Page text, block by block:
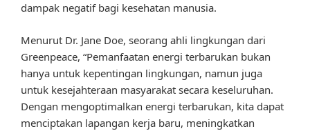
dampak negatif bagi kesehatan manusia.
Menurut Dr. Jane Doe, seorang ahli lingkungan dari
Greenpeace, “Pemanfaatan energi terbarukan bukan
hanya untuk kepentingan lingkungan, namun juga
untuk kesejahteraan masyarakat secara keseluruhan.
Dengan mengoptimalkan energi terbarukan, kita dapat
menciptakan lapangan kerja baru, meningkatkan